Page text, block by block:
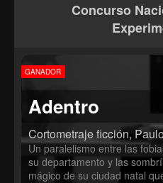
are forced to remain locked
as the only link to the outside.
Concurso
GANADOR
Adentro
Cortometraje ficción,
Un paralelismo entre las
su departamento y las
mágico de su ciudad natal